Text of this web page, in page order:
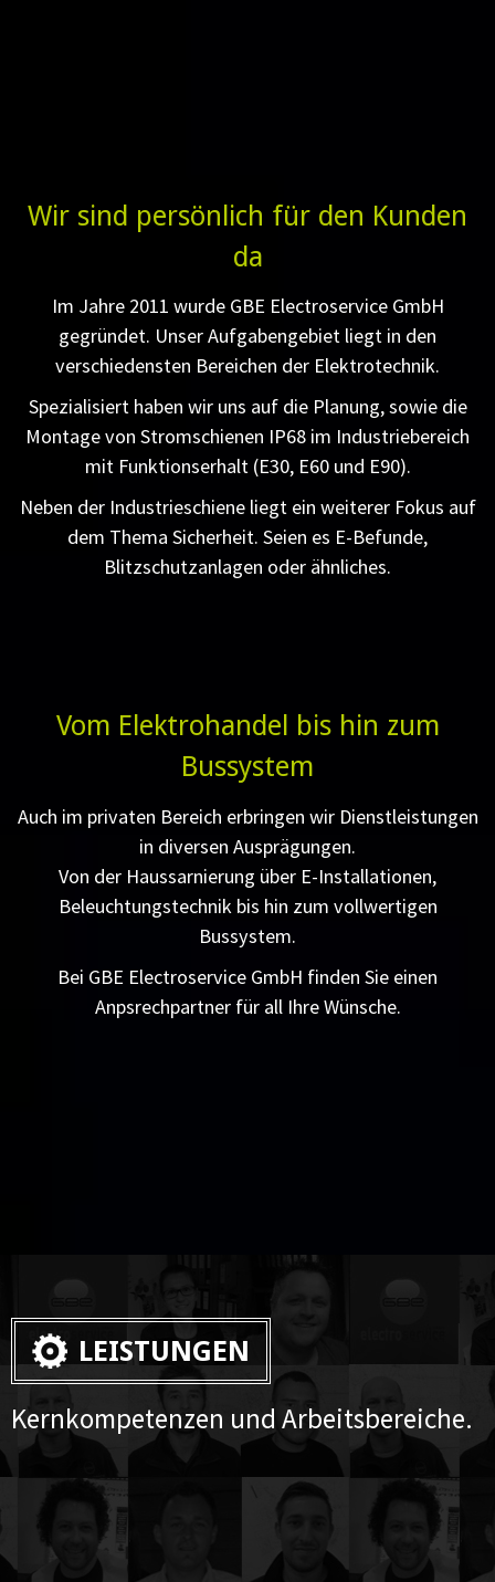
Wir sind persönlich für den Kunden
da
Im Jahre 2011 wurde GBE Electroservice GmbH
gegründet. Unser Aufgabengebiet liegt in den
verschiedensten Bereichen der Elektrotechnik.
Spezialisiert haben wir uns auf die Planung, sowie die
Montage von Stromschienen IP68 im Industriebereich
mit Funktionserhalt (E30, E60 und E90).
Neben der Industrieschiene liegt ein weiterer Fokus auf
dem Thema Sicherheit. Seien es E-Befunde,
Blitzschutzanlagen oder ähnliches.
Vom Elektrohandel bis hin zum
Bussystem
Auch im privaten Bereich erbringen wir Dienstleistungen
in diversen Ausprägungen.
Von der Haussarnierung über E-Installationen,
Beleuchtungstechnik bis hin zum vollwertigen
Bussystem.
Bei GBE Electroservice GmbH finden Sie einen
Anpsrechpartner für all Ihre Wünsche.
LEISTUNGEN
Kernkompetenzen und Arbeitsbereiche.